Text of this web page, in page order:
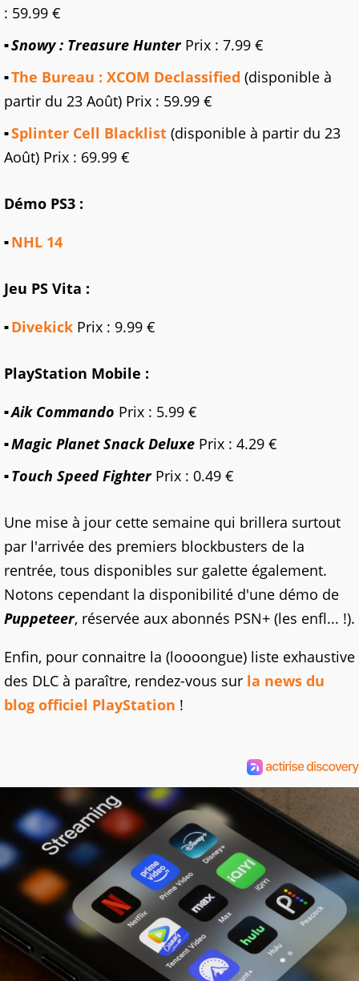
: 59.99 €
Snowy : Treasure HunterPrix : 7.99 €
The Bureau : XCOM Declassified (disponible à
partir du 23 Août) Prix : 59.99 €
Splinter Cell Blacklist (disponible à partir du 23
Août) Prix : 69.99 €
Démo PS3 :
NHL 14
Jeu PS Vita :
Divekick Prix : 9.99 €
PlayStation Mobile :
Aik Commando Prix : 5.99 €
Magic Planet Snack Deluxe Prix : 4.29 €
Touch Speed FighterPrix : 0.49 €
Une mise à jour cette semaine qui brillera surtout
par l'arrivée des premiers blockbusters de la
rentrée, tous disponibles sur galette également.
Notons cependant la disponibilité d'une démo de
Puppeteer, réservée aux abonnés PSN+ (les enfl... !).
Enfin, pour connaitre la (loooongue) liste exhaustive
des DLC à paraître, rendez-vous sur la news du
blog officiel PlayStation !